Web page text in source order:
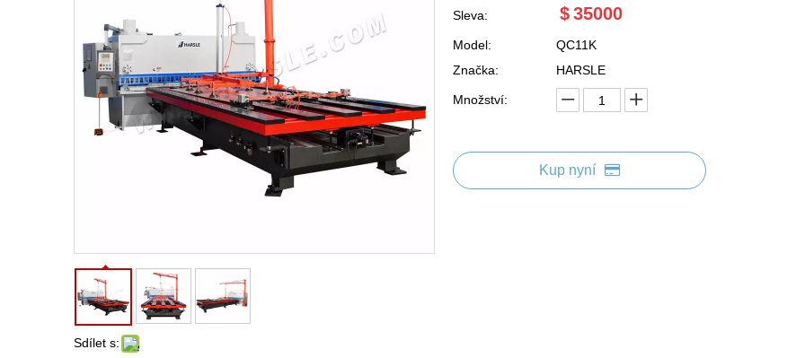
Sdílet s:
Sleva: $35000
Model:
QC11K
Značka:
HARSLE
Množství:
Kup nyní